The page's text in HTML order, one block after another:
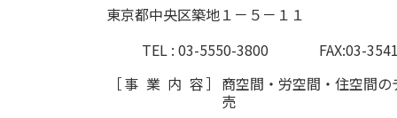
東京都中央区築地１－５－１１
TEL : 03-5550-3800
FAX:03-
［事業内容］ 商空間・労空間・住空間
売